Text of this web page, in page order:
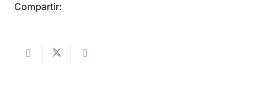
Compartir: